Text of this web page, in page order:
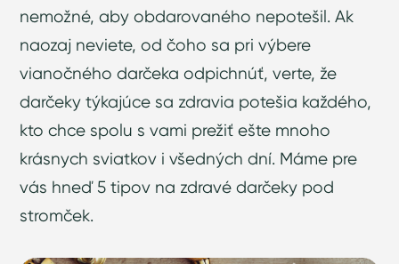
nemožné, aby obdarovaného nepotešil. Ak
naozaj neviete, od čoho sa pri výbere
vianočného darčeka odpichnúť, verte, že
darčeky týkajúce sa zdravia potešia každého,
kto chce spolu s vami prežiť ešte mnoho
krásnych sviatkov i všedných dní. Máme pre
vás hneď 5 tipov na zdravé darčeky pod
stromček.